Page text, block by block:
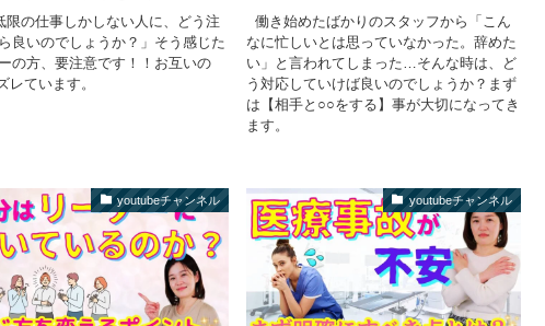
限の仕事しかしない人に、どう注
良いのでしょうか？」そう感じた
の方、要注意です！！お互いの
レています。
働き始めたばかりのスタッフから「こん
なに忙しいとは思っていなかった。辞めた
い」と言われてしまった…そんな時は、ど
う対応していけば良いのでしょうか？まず
は【相手と○○をする】事が大切になってき
ます。
youtubeチャンネル youtubeチャンネル